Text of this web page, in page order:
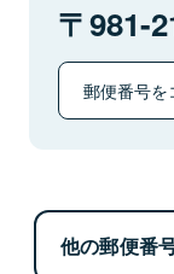
981-
郵便番号を
他の郵便番